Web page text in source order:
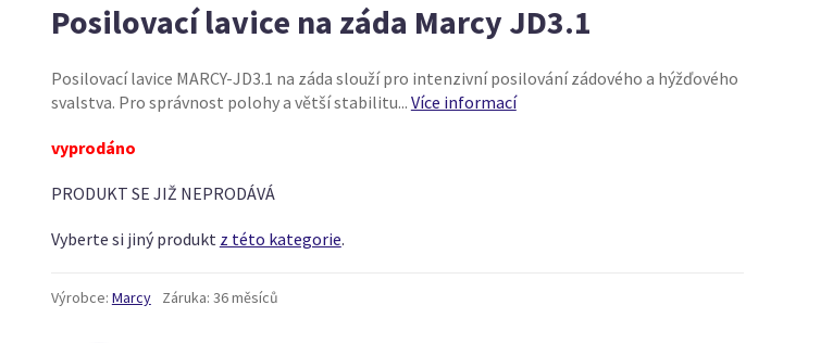
Posilovací lavice na záda Marcy JD3.1
Posilovací lavice MARCY-JD3.1 na záda slouží pro intenzivní posilování zádového a hýžďového
svalstva. Pro správnost polohy a větší stabilitu... Více informací
vyprodáno
PRODUKT SE JIŽ NEPRODÁVÁ
Vyberte si jiný produkt z této kategorie.
Výrobce: Marcy Záruka: 36 měsíců